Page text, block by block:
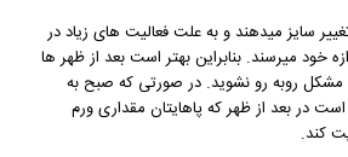
سایز میدهند و به علت فعالیت های زیاد در
خود میرسند. بنابراین بهتر است بعد از ظهر ها
مشکل روبه رو نشوید. در صورتی که صبح به
در بعد از ظهر که پاهایتان مقداری ورم
کند.